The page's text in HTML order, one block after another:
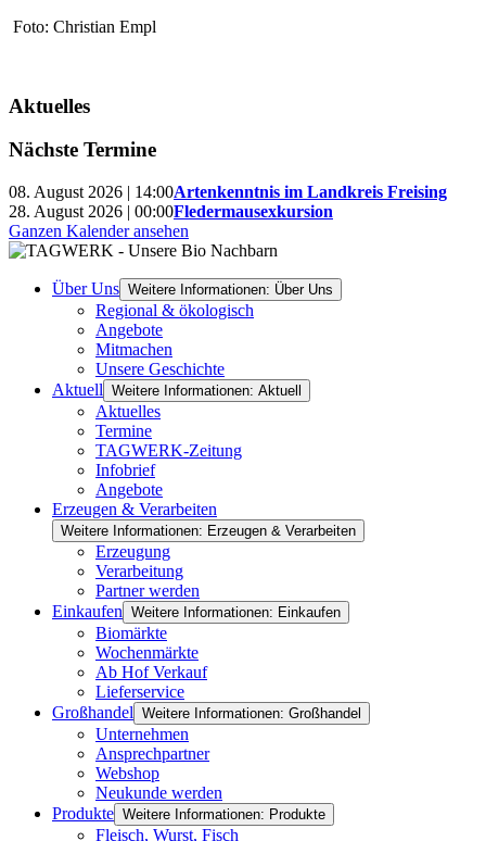
Foto: Christian Empl
Aktuelles
Nächste Termine
08. August 2026 | 14:00Artenkenntnis im Landkreis Freising
28. August 2026 | 00:00Fledermausexkursion
Ganzen Kalender ansehen
Über Uns Weitere Informationen: Über Uns
Regional & ökologisch
Angebote
Mitmachen
Unsere Geschichte
Aktuell Weitere Informationen: Aktuell
Aktuelles
Termine
TAGWERK-Zeitung
Infobrief
Angebote
Erzeugen & Verarbeiten
Weitere Informationen: Erzeugen & Verarbeiten
Erzeugung
Verarbeitung
Partner werden
Einkaufen Weitere Informationen: Einkaufen
Biomärkte
Wochenmärkte
Ab Hof Verkauf
Lieferservice
Großhandel Weitere Informationen: Großhandel
Unternehmen
Ansprechpartner
Webshop
Neukunde werden
Produkte Weitere Informationen: Produkte
Fleisch, Wurst, Fisch